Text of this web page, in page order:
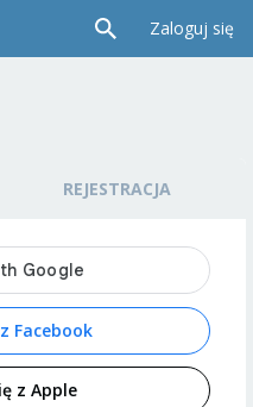
Zaloguj się
REJESTRACJA
Facebook
z Apple